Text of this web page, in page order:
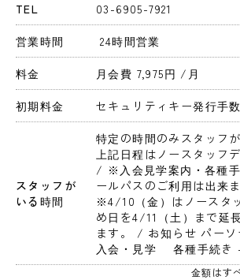
TEL 03-6905-7921
営業時間 24時間営業
料金 月会費 7,975円 /月
初期料金 セキュリティキー発行手
スタッフが
いる時間
特定の時間のみスタッフが
上記日程はノースタッフ
/ ※入会見学案内・各種
ールパスのご利用は出来
※4/10（金）はノースタ
め日を4/11（土）まで延
ます。 / お知らせ パーソ
入会・見学　 各種手続き
金額はす